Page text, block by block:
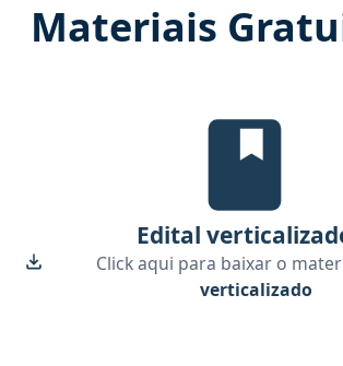
Materiais
Edital
Edital
Click aqui para baixar o
verticalizado